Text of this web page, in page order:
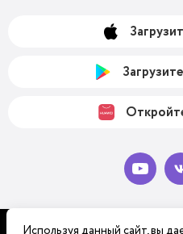
Используя данный сайт, вы